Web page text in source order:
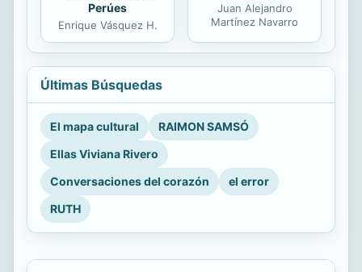
Perúes
Enrique Vásquez H.
Juan Alejandro
Martínez Navarro
Últimas Búsquedas
El mapa cultural
RAIMON SAMSÓ
Ellas Viviana Rivero
Conversaciones del corazón
el error
RUTH